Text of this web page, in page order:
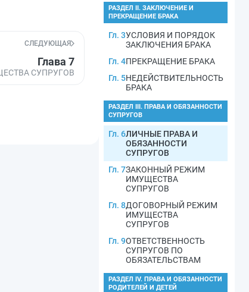
СЛЕДУЮЩАЯ
Глава 7
СУПРУГОВ
РАЗДЕЛ II. ЗАКЛЮЧЕНИЕ И
ПРЕКРАЩЕНИЕ БРАКА
Гл. 3УСЛОВИЯ И ПОРЯДОК
ЗАКЛЮЧЕНИЯ БРАКА
Гл. 4ПРЕКРАЩЕНИЕ БРАКА
Гл. 5НЕДЕЙСТВИТЕЛЬНОСТЬ
БРАКА
РАЗДЕЛ III. ПРАВА И ОБЯЗАННОСТИ
СУПРУГОВ
Гл. 6ЛИЧНЫЕ ПРАВА И
ОБЯЗАННОСТИ
СУПРУГОВ
Гл. 7ЗАКОННЫЙ РЕЖИМ
ИМУЩЕСТВА
СУПРУГОВ
Гл. 8ДОГОВОРНЫЙ РЕЖИМ
ИМУЩЕСТВА
СУПРУГОВ
Гл. 9ОТВЕТСТВЕННОСТЬ
СУПРУГОВ ПО
ОБЯЗАТЕЛЬСТВАМ
РАЗДЕЛ IV. ПРАВА И ОБЯЗАННОСТИ
РОДИТЕЛЕЙ И ДЕТЕЙ